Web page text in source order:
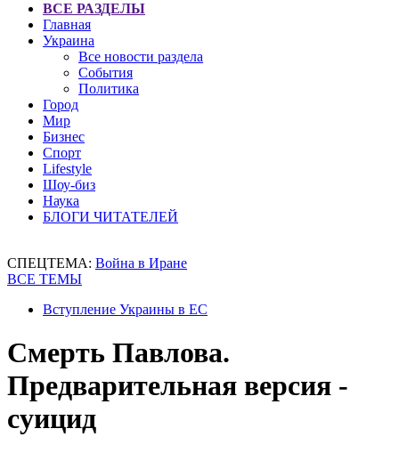
ВСЕ РАЗДЕЛЫ
Главная
Украина
Все новости раздела
События
Политика
Город
Мир
Бизнес
Спорт
Lifestyle
Шоу-биз
Наука
БЛОГИ ЧИТАТЕЛЕЙ
СПЕЦТЕМА: Война в Иране
ВСЕ ТЕМЫ
Вступление Украины в ЕС
Смерть Павлова.
Предварительная версия -
суицид